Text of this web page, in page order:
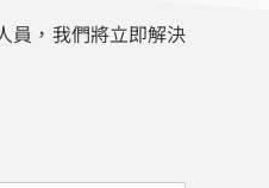
員，我們將立即解決